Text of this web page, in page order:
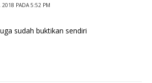
2018 PADA 5:52 PM
sudah buktikan sendiri